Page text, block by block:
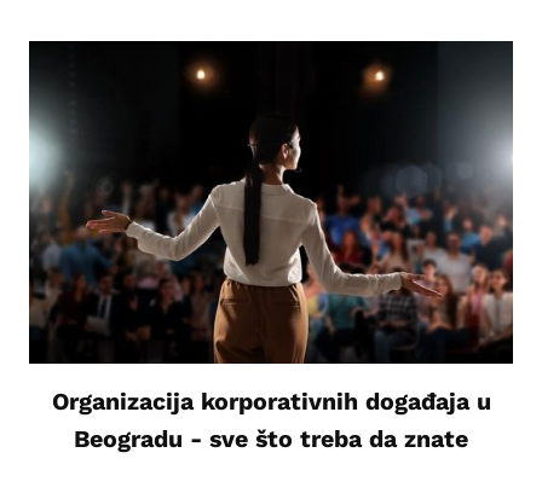
Organizacija korporativnih događaja u
Beogradu - sve što treba da znate